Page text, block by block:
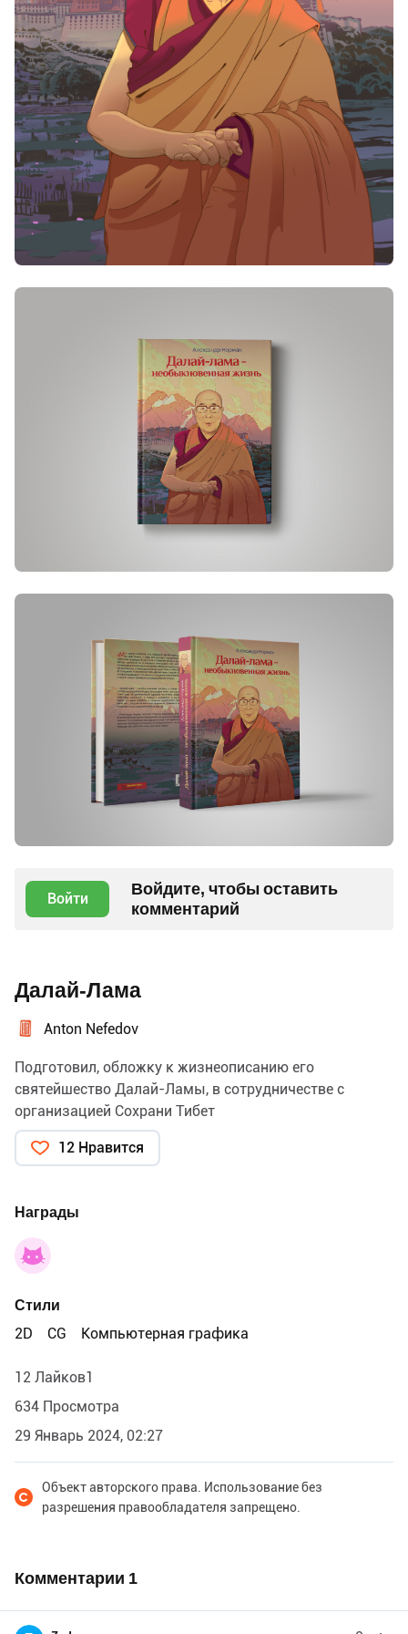
Войти
Войдите, чтобы оставить
комментарий
Далай-Лама
Anton Nefedov
Подготовил, обложку к жизнеописанию его
святейшество Далай-Ламы, в сотрудничестве с
организацией Сохрани Тибет
12 Нравится
Награды
Стили
2D
CG Компьютерная графика
12 Лайков1
634 Просмотра
29 Январь 2024, 02:27
Объект авторского права. Использование без
разрешения правообладателя запрещено.
Комментарии 1